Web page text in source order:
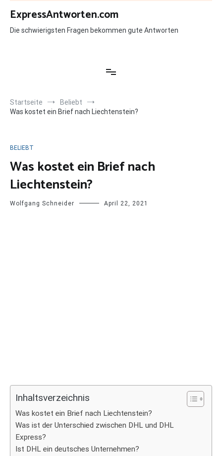
Zum
Inhalt
springen
ExpressAntworten.com
Die schwierigsten Fragen bekommen gute Antworten
Startseite
Beliebt
Was kostet ein Brief nach Liechtenstein?
BELIEBT
Was kostet ein Brief nach
Liechtenstein?
Wolfgang Schneider April 22, 2021
Inhaltsverzeichnis
Was kostet ein Brief nach Liechtenstein?
Was ist der Unterschied zwischen DHL und DHL
Express?
Ist DHL ein deutsches Unternehmen?